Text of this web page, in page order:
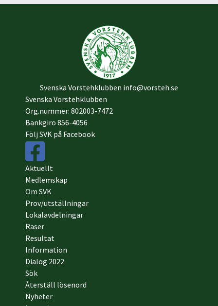
Svenska Vorstehklubben info@vorsteh.se
Svenska Vorstehklubben
Org.nummer: 802003-7472
Bankgiro 856-4056
Följ SVK på Facebook
Aktuellt
Medlemskap
Om SVK
Prov/utställningar
Lokalavdelningar
Raser
Resultat
Information
Dialog 2022
Sök
Återställ lösenord
Nyheter